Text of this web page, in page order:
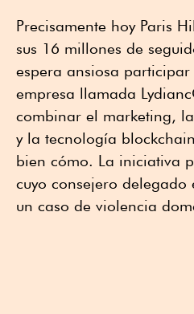
Precisamente hoy Paris
sus 16 millones de
espera ansiosa
empresa llamada
combinar el marketing,
y la tecnología
bien cómo. La iniciativa
cuyo consejero
un caso de violencia